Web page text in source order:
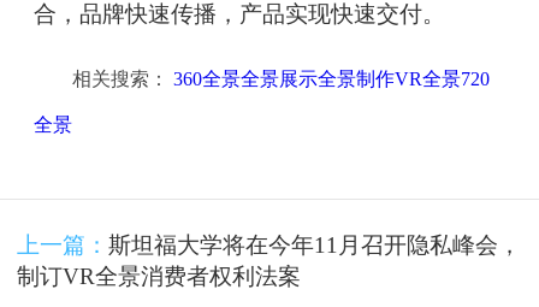
合，品牌快速传播，产品实现快速交付。
相关搜索： 360全景全景展示全景制作VR全景720
全景
上一篇： 斯坦福大学将在今年11月召开隐私峰会，
制订VR全景消费者权利法案